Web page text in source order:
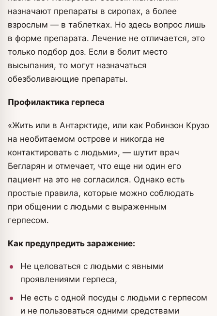
назначают препараты в сиропах, а более
взрослым — в таблетках. Но здесь вопрос лишь
в форме препарата. Лечение не отличается, это
только подбор доз. Если в болит место
высыпания, то могут назначаться
обезболивающие препараты.
Профилактика герпеса
«Жить или в Антарктиде, или как Робинзон Крузо
на необитаемом острове и никогда не
контактировать с людьми», — шутит врач
Бегларян и отмечает, что еще ни один его
пациент на это не согласился. Однако есть
простые правила, которые можно соблюдать
при общении с людьми с выраженным
герпесом.
Как предупредить заражение:
Не целоваться с людьми с явными
проявлениями герпеса,
Не есть с одной посуды с людьми с герпесом
и не пользоваться одними средствами